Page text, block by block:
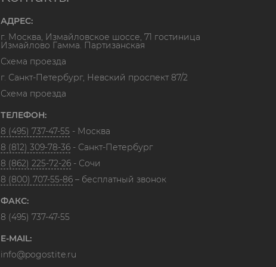
АДРЕС:
г. Москва, Измайловское шоссе, 71 гостиница
Измайлово Гамма. Партизанская
Схема проезда
г. Санкт-Петербург, Невский проспект 87/2
Схема проезда
ТЕЛЕФОН:
8 (495) 737-47-55 - Москва
8 (812) 309-78-36 - Санкт-Петербург
8 (862) 225-72-26 - Сочи
8 (800) 707-55-86 – бесплатный звонок
ФАКС:
8 (495) 737-47-55
E-MAIL:
info@pogostite.ru